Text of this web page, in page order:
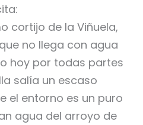
cortijo de la Viñuela,
no llega con agua
hoy por todas partes
salía un escaso
el entorno es un puro
agua del arroyo de